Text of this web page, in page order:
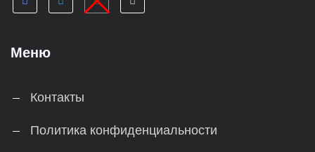
Меню
Контакты
Политика конфиденциальности